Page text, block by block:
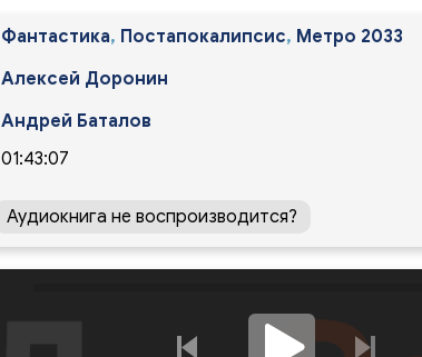
Фантастика, Постапокалипсис, Метро 2033
Алексей Доронин
Андрей Баталов
01:43:07
Аудиокнига не воспроизводится?